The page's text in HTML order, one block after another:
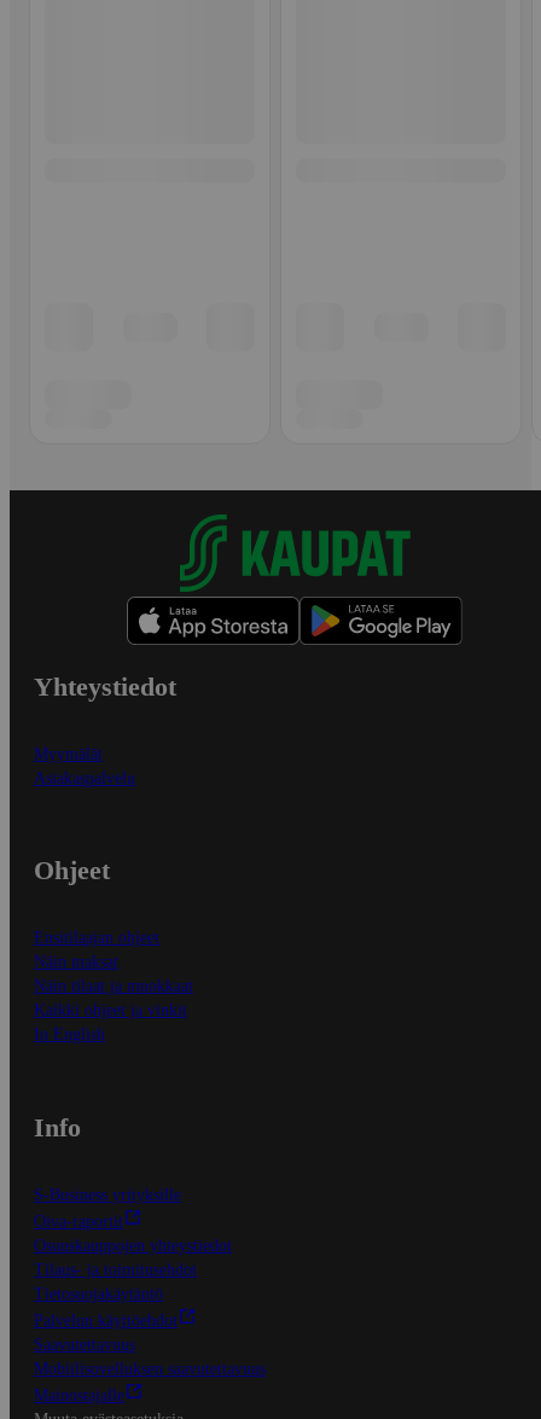
Yhteystiedot
Myymälät
Asiakaspalvelu
Ohjeet
Ensitilaajan ohjeet
Näin maksat
Näin tilaat ja muokkaat
Kaikki ohjeet ja vinkit
In English
Info
S-Business yrityksille
Oiva-raportit
Osuuskauppojen yhteystiedot
Tilaus- ja toimitusehdot
Tietosuojakäytäntö
Palvelun käyttöehdot
Saavutettavuus
Mobiilisovelluksen saavutettavuus
Mainostajalle